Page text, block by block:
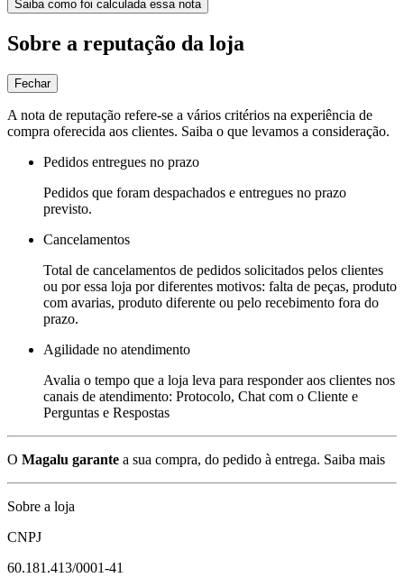
Saiba como foi calculada essa nota
Sobre a reputação da loja
Fechar
A nota de reputação refere-se a vários critérios na experiência de
compra oferecida aos clientes. Saiba o que levamos a consideração.
Pedidos entregues no prazo
Pedidos que foram despachados e entregues no prazo
previsto.
Cancelamentos
Total de cancelamentos de pedidos solicitados pelos clientes
ou por essa loja por diferentes motivos: falta de peças, produto
com avarias, produto diferente ou pelo recebimento fora do
prazo.
Agilidade no atendimento
Avalia o tempo que a loja leva para responder aos clientes nos
canais de atendimento: Protocolo, Chat com o Cliente e
Perguntas e Respostas
O Magalu garante a sua compra, do pedido à entrega. Saiba mais
Sobre a loja
CNPJ
60.181.413/0001-41